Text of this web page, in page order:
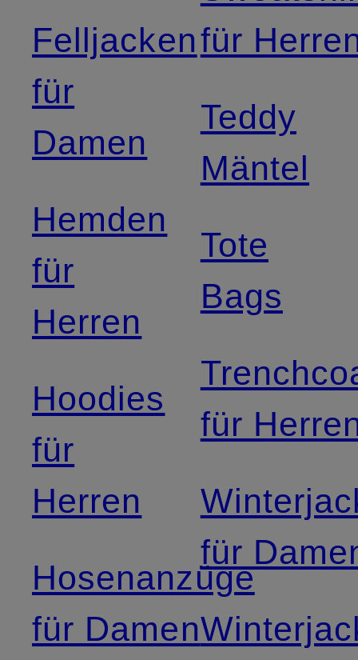
Felljacken
für
Damen
Hemden
für
Herren
Hoodies
für
Herren
Hosenanzüge
für Damen
für
Teddy
Mäntel
Tote
Bags
für
für